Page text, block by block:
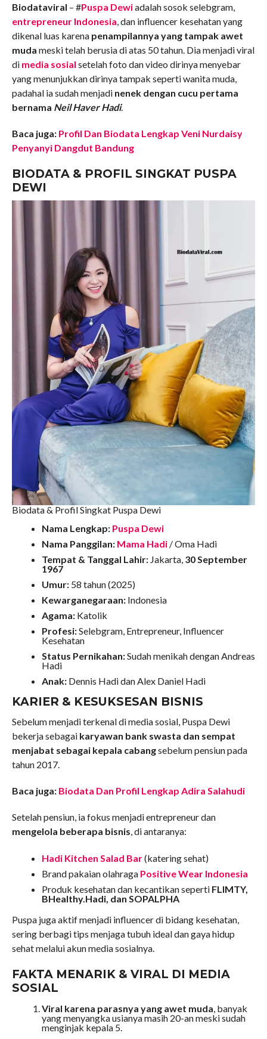
Biodataviral – #Puspa Dewiadalah sosok selebgram,
entrepreneur Indonesia , dan influencer kesehatan yang
dikenal luas karena penampilannya yang tampak awet
muda meski telah berusia di atas 50 tahun. Dia menjadi viral
di media sosial setelah foto dan video dirinya menyebar
yang menunjukkan dirinya tampak seperti wanita muda,
padahal ia sudah menjadi nenek dengan cucu pertama
bernama Neil Haver Hadi.
Baca juga: Profil Dan Biodata Lengkap Veni Nurdaisy
Penyanyi Dangdut Bandung
BIODATA & PROFIL SINGKAT PUSPA
DEWI
Biodata & Profil Singkat Puspa Dewi
Nama Lengkap: Puspa Dewi
Nama Panggilan: Mama Hadi/ Oma Hadi
Tempat & Tanggal Lahir:Jakarta, 30 September
1967
Umur:58 tahun (2025)
Kewarganegaraan:Indonesia
Agama:Katolik
Profesi:Selebgram, Entrepreneur, Influencer
Kesehatan
Status Pernikahan:Sudah menikah dengan Andreas
Hadi
Anak:Dennis Hadi dan Alex Daniel Hadi
KARIER & KESUKSESAN BISNIS
Sebelum menjadi terkenal di media sosial, Puspa Dewi
bekerja sebagai karyawan bank swasta dan sempat
menjabat sebagai kepala cabangsebelum pensiun pada
tahun 2017.
Baca juga: Biodata Dan Profil Lengkap Adira Salahudi
Setelah pensiun, ia fokus menjadi entrepreneur dan
mengelola beberapa bisnis , di antaranya:
Hadi Kitchen Salad Bar(katering sehat)
Brand pakaian olahraga Positive Wear Indonesia
Produk kesehatan dan kecantikan seperti FLIMTY,
BHealthy.Hadi, dan SOPALPHA
Puspa juga aktif menjadi influencer di bidang kesehatan,
sering berbagi tips menjaga tubuh ideal dan gaya hidup
sehat melalui akun media sosialnya.
FAKTA MENARIK & VIRAL DI MEDIA
SOSIAL
Viral karena parasnya yang awet muda , banyak
yang menyangka usianya masih 20-an meski sudah
menginjak kepala 5.